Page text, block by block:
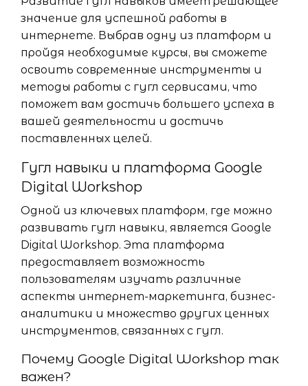
значение для успешной работы в
интернете. Выбрав одну из платформ и
пройдя необходимые курсы, вы сможете
освоить современные инструменты и
методы работы с гугл сервисами, что
поможет вам достичь большего успеха в
вашей деятельности и достичь
поставленных целей.
Гугл навыки и платформа Google
Digital Workshop
Одной из ключевых платформ, где можно
развивать гугл навыки, является Google
Digital Workshop. Эта платформа
предоставляет возможность
пользователям изучать различные
аспекты интернет-маркетинга, бизнес-
аналитики и множество других ценных
инструментов, связанных с гугл.
Почему Google Digital Workshop так
важен?